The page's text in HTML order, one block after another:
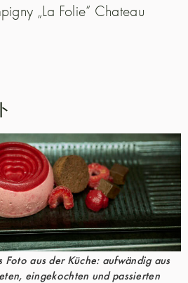
„La Folie“ Chateau
Foto aus der Küche: aufwändig aus
eingekochten und passierten